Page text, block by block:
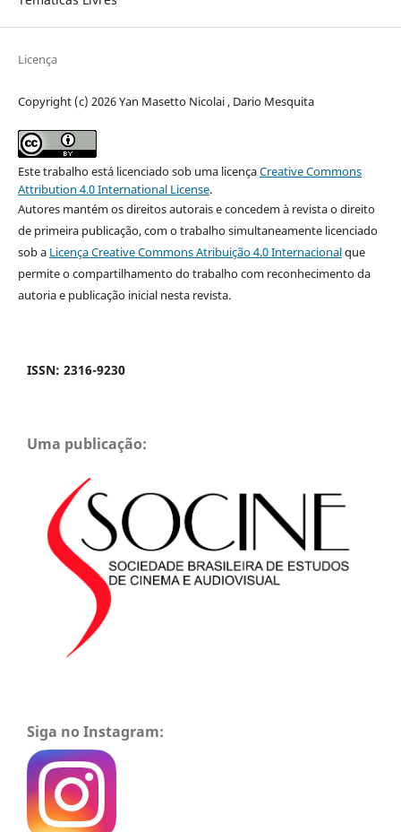
Licença
Copyright (c) 2026 Yan Masetto Nicolai , Dario Mesquita
Este trabalho está licenciado sob uma licençaCreative Commons
Attribution 4.0 International License.
Autores mantém os direitos autorais e concedem à revista o direito
de primeira publicação, com o trabalho simultaneamente licenciado
sob a Licença Creative Commons Atribuição 4.0 Internacionalque
permite o compartilhamento do trabalho com reconhecimento da
autoria e publicação inicial nesta revista.
ISSN: 2316-9230
Uma publicação:
Siga no Instagram: